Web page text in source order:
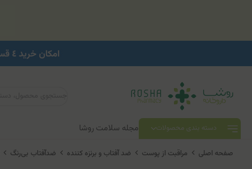
دسته بندی محصولات مجله سلامت روشا
صفحه اصلی مراقبت از پوست ضد آفتاب و برنزه کننده ضدآفتاب بی‌رنگ